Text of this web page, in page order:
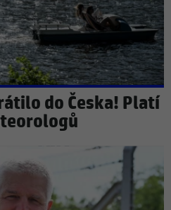
do Česka! Platí